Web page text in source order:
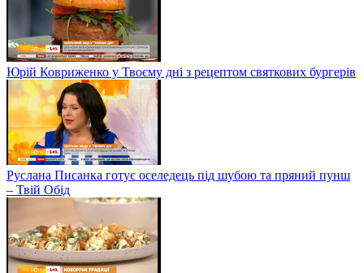
Юрій Ковриженко у Твоєму дні з рецептом святкових бургерів
Руслана Писанка готує оселедець під шубою та пряний пунш
– Твій Обід